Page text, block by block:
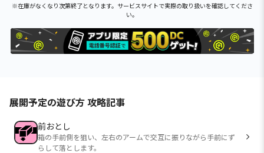
※在庫がなくなり次第終了となります。サービスサイトで実際の取り扱いを確認してくださ
い。
展開予定の遊び方 攻略記事
前おとし
箱の手前側を狙い、左右のアームで交互に振りながら手前にず
らして落とします。